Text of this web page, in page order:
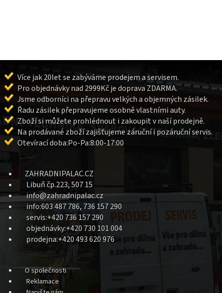
Více jak 20let se zabýváme prodejem a servisem.
Pro objednávky nad 2999Kč je doprava ZDARMA.
Jsme odborníci na přepravu velkých a objemných zásilek.
Řadu zásilek přepravujeme osobně vlastními auty.
Zboží si můžete prohlédnout i zakoupit v naší prodejně.
Na prodávané zboží zajišťujeme záruční i pozáruční servis.
Otevírací doba:Po-Pa:8:00-17:00
ZAHRADNIPALAC.CZ
Libuň čp.223, 507 15
info@zahradnipalac.cz
info:603 487 786, 736 157 290
servis:+420 736 157 290
objednávky:+420 730 101 004
prodejna:+420 493 620 976
O společnosti
Reklamace